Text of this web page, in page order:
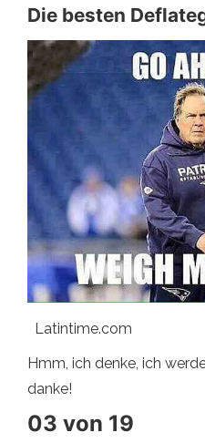
Die besten
Latintime.com
Hmm, ich denke, ich
danke!
03 von 19